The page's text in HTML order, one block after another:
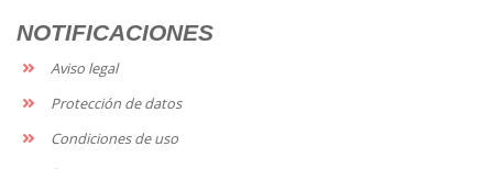
NOTIFICACIONES
Aviso legal
Protección de datos
Condiciones de uso